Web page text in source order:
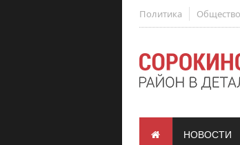
Политика Общество
НОВОСТИ